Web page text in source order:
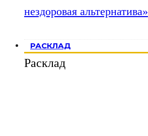
нездоровая альтернатива»
РАСКЛАД
Расклад